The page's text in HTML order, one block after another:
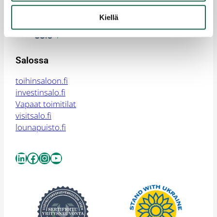
Kiellä
yrityssalo@yrityssalo.fi
Salossa
toihinsaloon.fi
investinsalo.fi
Vapaat toimitilat
visitsalo.fi
lounapuisto.fi
LinkedIn
Facebook
Instagram
YouTube